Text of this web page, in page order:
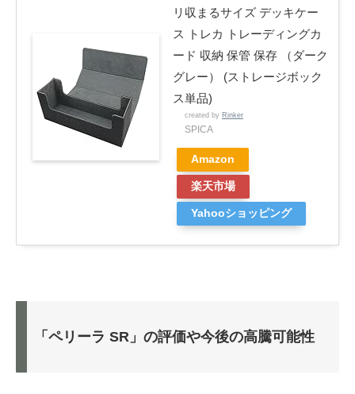
リ収まるサイズ デッキケー
ス トレカ トレーディングカ
ード 収納 保管 保存 （ダーク
グレー） (ストレージボック
ス単品)
created by Rinker
SPICA
Amazon
楽天市場
Yahooショッピング
「ペリーラ SR」の評価や今後の高騰可能性